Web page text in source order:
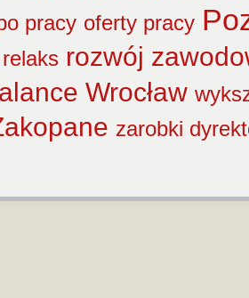
pracy oferty pracy
relaks rozwój
Wrocław
zarobki